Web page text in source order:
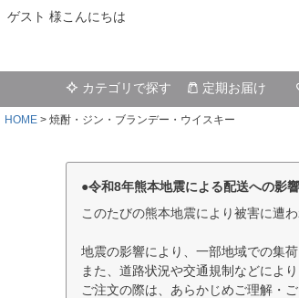
ゲスト 様こんにちは
カテゴリで探す 定期お届け
HOME 焼酎・ジン・ブランデー・ウイスキー
●令和8年熊本地震による配送への影
このたびの熊本地震により被害に遭
地震の影響により、一部地域での集
また、道路状況や交通規制などによ
ご注文の際は、あらかじめご理解・